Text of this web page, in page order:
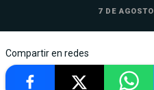
7 DE
Compartir en redes